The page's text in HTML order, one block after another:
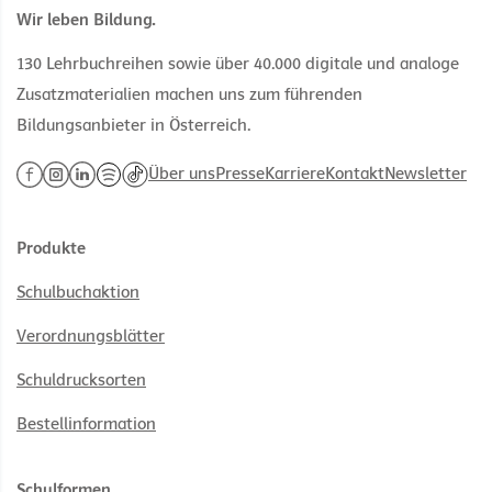
Wir leben Bildung.
130 Lehrbuchreihen sowie über 40.000 digitale und analoge
Zusatzmaterialien machen uns zum führenden
Bildungsanbieter in Österreich.
Über unsPresseKarriereKontaktNewsletter
Produkte
Schulbuchaktion
Verordnungsblätter
Schuldrucksorten
Bestellinformation